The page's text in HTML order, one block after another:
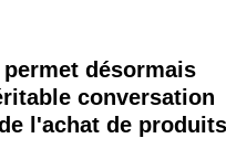
désormais
conversation
l'achat de produits